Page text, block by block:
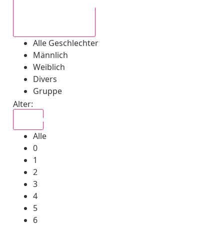
Alle Geschlechter
Männlich
Weiblich
Divers
Gruppe
Alter:
Alle
0
1
2
3
4
5
6